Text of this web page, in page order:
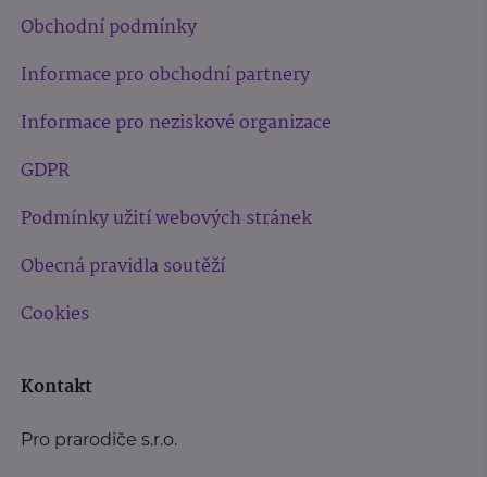
Obchodní podmínky
Informace pro obchodní partnery
Informace pro neziskové organizace
GDPR
Podmínky užití webových stránek
Obecná pravidla soutěží
Cookies
Kontakt
Pro prarodiče s.r.o.